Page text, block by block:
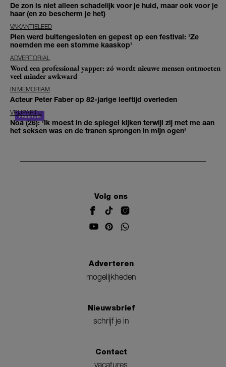
De zon is niet alleen schadelijk voor je huid, maar ook voor je
haar (en zo bescherm je het)
VAKANTIELEED
Pien werd buitengesloten en gepest op een festival: 'Ze
noemden me een stomme kaaskop'
ADVERTORIAL
Word een professional yapper: zó wordt nieuwe mensen ontmoeten
veel minder awkward
IN MEMORIAM
Acteur Peter Faber op 82-jarige leeftijd overleden
VRIJPARTIJ
Noa (26): 'Ik moest in de spiegel kijken terwijl zij met me aan
het seksen was en de tranen sprongen in mijn ogen'
Volg ons
Adverteren
mogelijkheden
Nieuwsbrief
schrijf je in
Contact
vacatures